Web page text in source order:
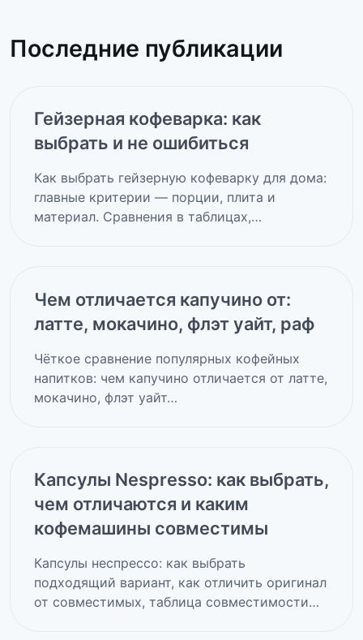
Последние публикации
Гейзерная кофеварка: как
выбрать и не ошибиться
Как выбрать гейзерную кофеварку для дома:
главные критерии — порции, плита и
материал. Сравнения в таблицах,…
Чем отличается капучино от:
латте, мокачино, флэт уайт, раф
Чёткое сравнение популярных кофейных
напитков: чем капучино отличается от латте,
мокачино, флэт уайт…
Капсулы Nespresso: как выбрать,
чем отличаются и каким
кофемашины совместимы
Капсулы неспрессо: как выбрать
подходящий вариант, как отличить оригинал
от совместимых, таблица совместимости…